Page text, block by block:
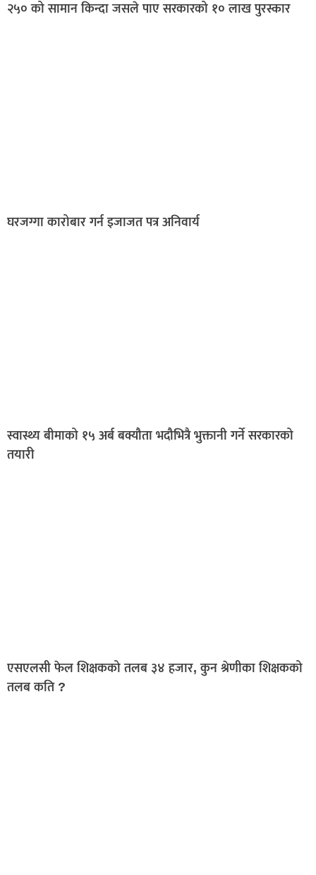
२५० को सामान किन्दा जसले पाए सरकारको १० लाख पुरस्कार
घरजग्गा कारोबार गर्न इजाजत पत्र अनिवार्य
स्वास्थ्य बीमाको १५ अर्ब बक्यौता भदौभित्रै भुक्तानी गर्ने सरकारको
तयारी
एसएलसी फेल शिक्षकको तलब ३४ हजार, कुन श्रेणीका शिक्षकको
तलब कति ?